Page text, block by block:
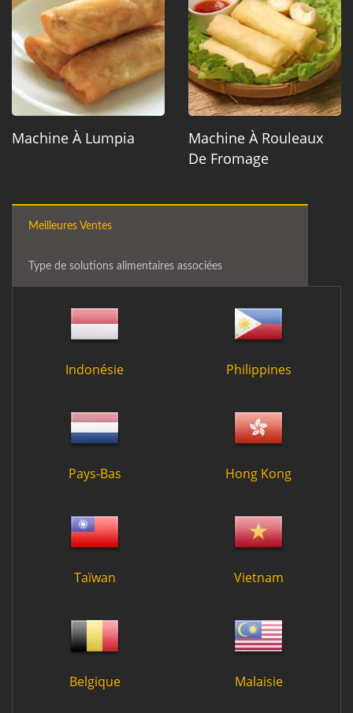
Machine À Lumpia
Machine À Rouleaux
De Fromage
Meilleures Ventes
Type de solutions alimentaires associées
Indonésie Philippines
Pays-Bas Hong Kong
Taïwan Vietnam
Belgique Malaisie